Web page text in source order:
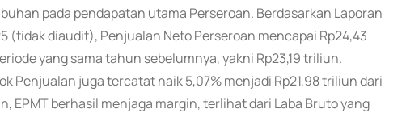
pada pendapatan utama Perseroan. Berdasarkan Laporan
(tidak diaudit), Penjualan Neto Perseroan mencapai Rp24,43
yang sama tahun sebelumnya, yakni Rp23,19 triliun.
Penjualan juga tercatat naik 5,07% menjadi Rp21,98 triliun dari
EPMT berhasil menjaga margin, terlihat dari Laba Bruto yang